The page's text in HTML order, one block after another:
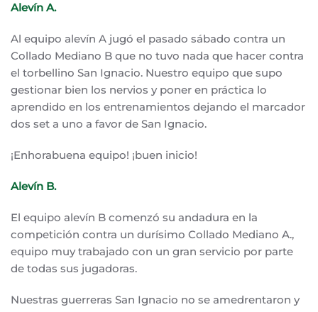
Alevín A.
Al equipo alevín A jugó el pasado sábado contra un
Collado Mediano B que no tuvo nada que hacer contra
el torbellino San Ignacio. Nuestro equipo que supo
gestionar bien los nervios y poner en práctica lo
aprendido en los entrenamientos dejando el marcador
dos set a uno a favor de San Ignacio.
¡Enhorabuena equipo! ¡buen inicio!
Alevín B.
El equipo alevín B comenzó su andadura en la
competición contra un durísimo Collado Mediano A.,
equipo muy trabajado con un gran servicio por parte
de todas sus jugadoras.
Nuestras guerreras San Ignacio no se amedrentaron y